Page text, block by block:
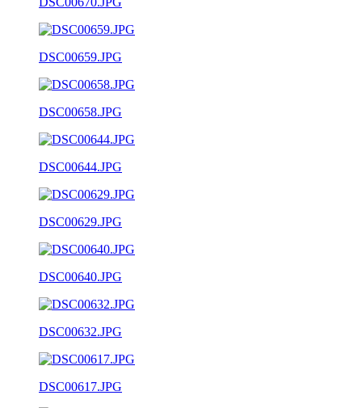
DSC00659.JPG
DSC00658.JPG
DSC00644.JPG
DSC00629.JPG
DSC00640.JPG
DSC00632.JPG
DSC00617.JPG